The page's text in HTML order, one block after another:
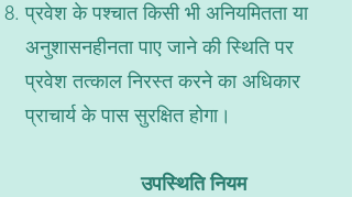
प्रवेश के पश्चात किसी भी अनियमितता या
अनुशासनहीनता पाए जाने की स्थिति पर
प्रवेश तत्काल निरस्त करने का अधिकार
प्राचार्य के पास सुरक्षित होगा।
उपस्थिति नियम